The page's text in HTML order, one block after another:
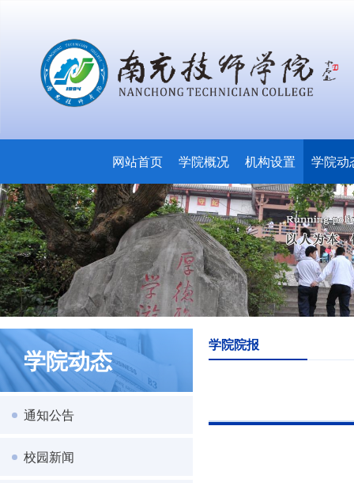
网站首页 学院概况 机构设置 学院动
学院动态
通知公告
校园新闻
学院院报